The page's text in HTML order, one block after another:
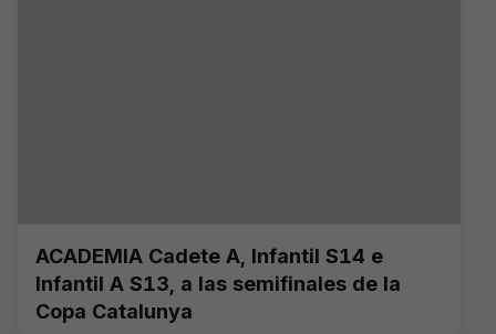
ACADEMIA Cadete A, Infantil S14 e
Infantil A S13, a las semifinales de la
Copa Catalunya